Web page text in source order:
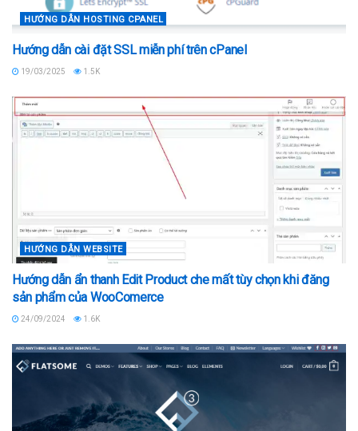
HƯỚNG DẪN HOSTING CPANEL
Hướng dẫn cài đặt SSL miễn phí trên cPanel
19/03/2025 1.5K
HƯỚNG DẪN WEBSITE
Hướng dẫn ẩn thanh Edit Product che mất tùy chọn khi đăng
sản phẩm của WooComerce
24/09/2024 1.6K